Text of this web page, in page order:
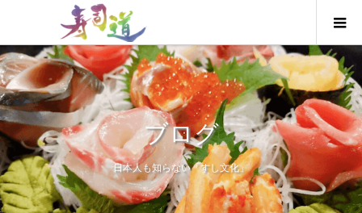
ブログ
日本人も知らない「すし文化」